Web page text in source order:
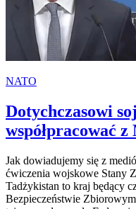
NATO
Dotychczasowi
współpracować z
Jak dowiadujemy się z
ćwiczenia wojskowe Stany
Tadżykistan to kraj będący
Bezpieczeństwie